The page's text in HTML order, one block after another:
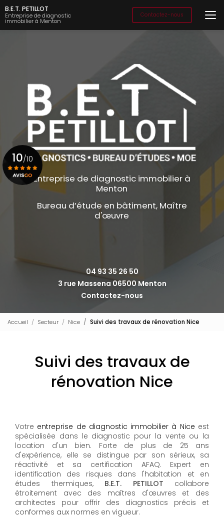
Aller
au
contenu
principal
B.E.T. PETILLOT
Entreprise de diagnostic
immobilier à Menton
Contactez-nous
Entreprise de diagnostic immobilier à
Menton
Bureau d’étude en bâtiment, Maître
d'œuvre
04 93 35 26 50
3 rue Massena 06500 Menton
Contactez-nous
10/10
Voir le certificat
Accueil Secteur Nice Suivi des travaux de rénovation Nice
Suivi des travaux de
rénovation Nice
Votre entreprise de diagnostic immobilier à Nice est
spécialisée dans le diagnostic pour la vente ou la
location d'un bien. Forte de plus de 25 ans
d'expérience, elle se distingue par son sérieux, sa
réactivité et sa certification AFAQ. Expert en
identification des risques dans l'habitation et en
études thermiques, B.E.T. PETILLOT collabore
étroitement avec des maîtres d'œuvres et des
architectes pour offrir des diagnostics précis et
conformes aux normes en vigueur.